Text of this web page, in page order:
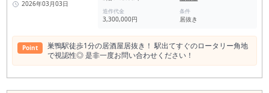
ひ一度ご確認いただきたい物件です。大塚駅徒歩2分、サンモ
ール大塚商店街沿い、角地、約21.7坪、韓国料理居抜きという
塚エリアで集客導線のある店舗を探している方、商店街沿いで
視認性を重視したい方、既存内装を活かして早期開業を目指し
たい方は、早めの現地確認をおすすめします。 現地で店前導
線、看板の見え方、厨房設備、客席レイアウトを確認し、具体
的な出店イメージをご検討ください。
2026年03月03日
造作代金
3,300,000円
条件
居抜き
Point
巣鴨駅徒歩1分の居酒屋居抜き！ 駅出てすぐのロータリー角地
で視認性◎ 是非一度お問い合わせください！